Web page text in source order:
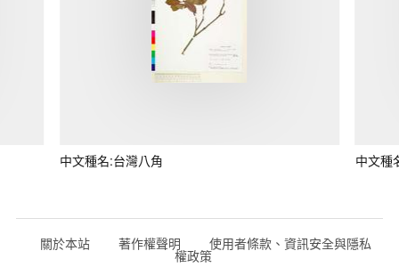
中文種名:台灣八角 中文種
關於本站 著作權聲明 使用者條款、資訊安全與隱私
權政策